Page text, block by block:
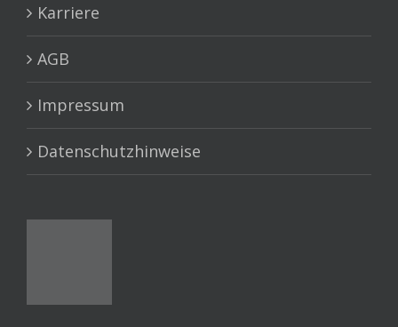
Karriere
AGB
Impressum
Datenschutzhinweise